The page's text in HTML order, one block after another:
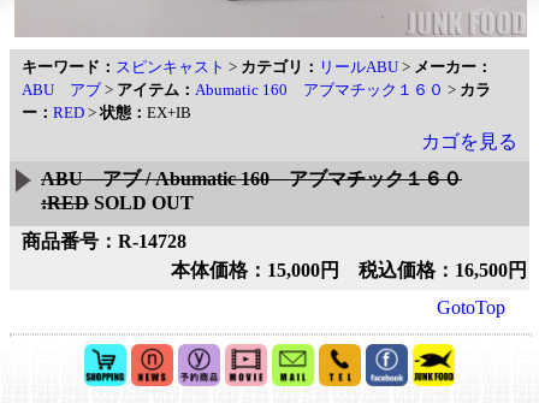
キーワード： スピンキャスト > カテゴリ： リールABU > メーカー：
ABU アブ > アイテム： Abumatic 160 アブマチック１６０ > カラ
ー： RED >状態： EX+IB
カゴを見る
ABU アブ / Abumatic 160 アブマチック１６０
:RED SOLD OUT
商品番号：R-14728
本体価格：15,000円 税込価格：16,500円
GotoTop